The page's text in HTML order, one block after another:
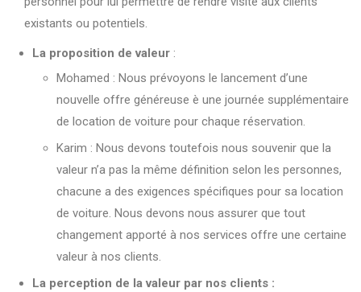
existants ou potentiels.
La proposition de valeur :
Mohamed : Nous prévoyons le lancement d’une
nouvelle offre généreuse è une journée supplémentaire
de location de voiture pour chaque réservation.
Karim : Nous devons toutefois nous souvenir que la
valeur n’a pas la même définition selon les personnes,
chacune a des exigences spécifiques pour sa location
de voiture. Nous devons nous assurer que tout
changement apporté à nos services offre une certaine
valeur à nos clients.
La perception de la valeur par nos clients :